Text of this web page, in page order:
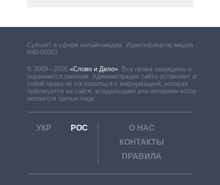
Субъект в сфере онлайн-медиа. Идентификатор медиа –
R40-05063
© 2009—2026 «Слово и Дело». Все права защищены и
охраняются законом. Администрация сайта оставляет за
собой право не соглашаться с информацией, которая
публикуется на сайте, владельцами или авторами которой
являются третьи лица.
УКР РОС
О НАС
КОНТАКТЫ
ПРАВИЛА